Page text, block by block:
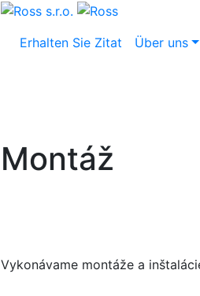
Erhalten Sie Zitat Über uns
Montáž
Vykonávame montáže a